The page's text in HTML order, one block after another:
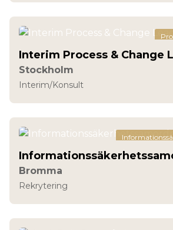
Interim Process & Change
Stockholm
Interim/Konsult
Bromma
Rekrytering